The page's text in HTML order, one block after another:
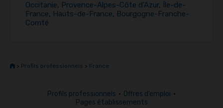
Occitanie, Provence-Alpes-Côte d'Azur, Île-de-
France, Hauts-de-France, Bourgogne-Franche-
Comté
> Profils professionnels > France
Profils professionnels • Offres d’emploi •
Pages établissements